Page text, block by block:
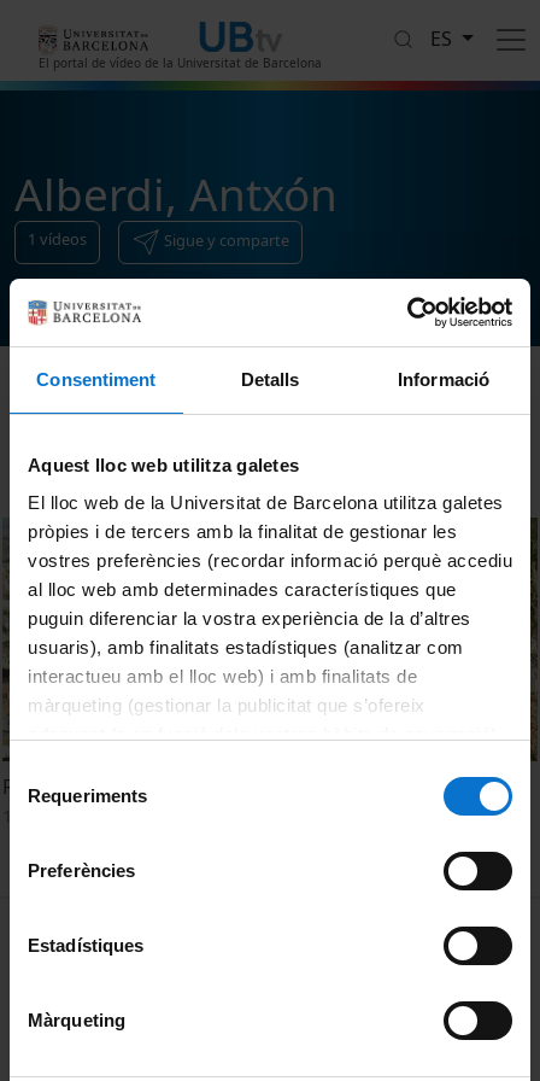
Consentiment Detalls Informació
Aquest lloc web utilitza galetes
El lloc web de la Universitat de Barcelona utilitza galetes
pròpies i de tercers amb la finalitat de gestionar les
vostres preferències (recordar informació perquè accediu
al lloc web amb determinades característiques que
puguin diferenciar la vostra experiència de la d’altres
usuaris), amb finalitats estadístiques (analitzar com
interactueu amb el lloc web) i amb finalitats de
màrqueting (gestionar la publicitat que s’ofereix
consultar laPolítica de galetes del lloc web de la
Requeriments
Preferències
Estadístiques
Màrqueting
El portal de vídeo de la Universitat de Barcelona
ES
Alberdi, Antxón
1 vídeos Sigue y comparte
Ordenar
Radioastronomía: El Universo frío
MENÚ PEU 1
Política de Cookies
Privacidad y términos